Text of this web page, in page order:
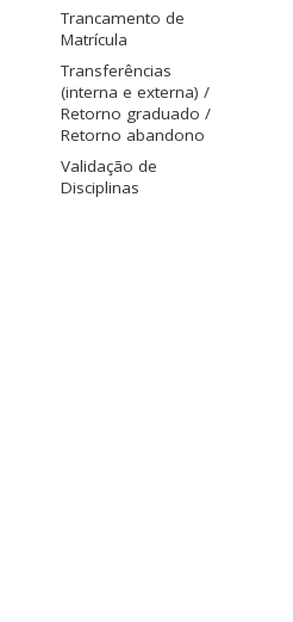
Trancamento de
Matrícula
Transferências
(interna e externa) /
Retorno graduado /
Retorno abandono
Validação de
Disciplinas